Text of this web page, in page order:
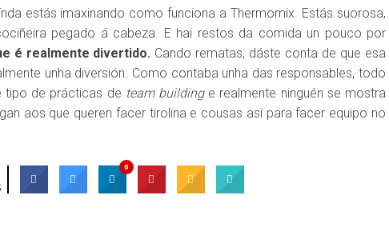
estás imaxinando como funciona a Thermomix. Estás suorosa,
pegado á cabeza. E hai restos da comida un pouco por
é realmente divertido. Cando rematas, dáste conta de que esa
unha diversión. Como contaba unha das responsables, todo
tipo de prácticas de team buildinge realmente ninguén se mostra
aos que queren facer tirolina e cousas así para facer equipo no
0
NACHO ESCOLAR DISQUEFICHA: IRIA MISA